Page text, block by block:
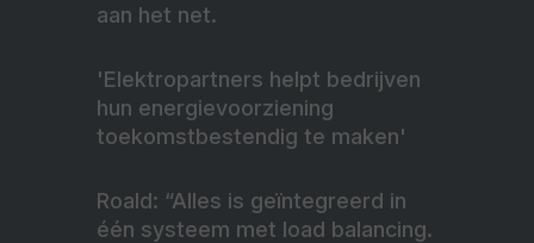
aan het net.
'Elektropartners helpt bedrijven
hun energievoorziening
toekomstbestendig te maken'
Roald: “Alles is geïntegreerd in
één systeem met load balancing.